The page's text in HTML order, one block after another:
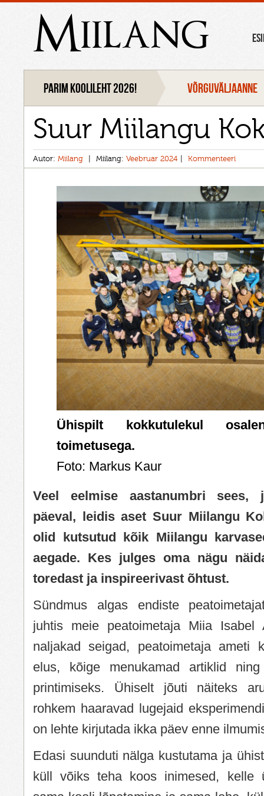
Miilang
Parim koolileht 2026! VÕRGUVÄLJAANNE
Suur Miilangu
Autor: Miilang Miilang: Veebruar 2024 Kommenteeri
Ühispilt kokkutulekul
toimetusega.
Foto: Markus Kaur
Veel eelmise aastanumbri sees,
päeval, leidis aset Suur Miilangu
olid kutsutud kõik Miilangu
aegade. Kes julges oma nägu
toredast ja inspireerivast õhtust.
Sündmus algas endiste
juhtis meie peatoimetaja Miia Isabel
naljakad seigad, peatoimetaja ameti
elus, kõige menukamad artiklid
printimiseks. Ühiselt jõuti näiteks
rohkem haaravad lugejaid
on lehte kirjutada ikka päev enne
Edasi suunduti nälga kustutama ja
küll võiks teha koos inimesed, kelle